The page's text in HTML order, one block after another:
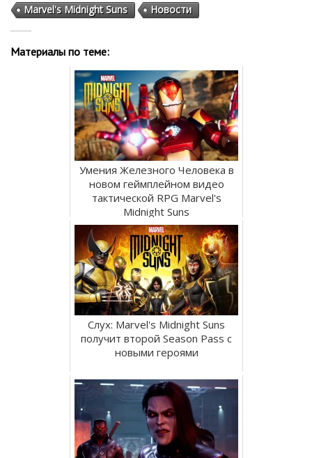
Marvel's Midnight Suns Новости
Материалы по теме:
Умения Железного Человека в
новом геймплейном видео
тактической RPG Marvel's
Midnight Suns
Слух: Marvel's Midnight Suns
получит второй Season Pass с
новыми героями